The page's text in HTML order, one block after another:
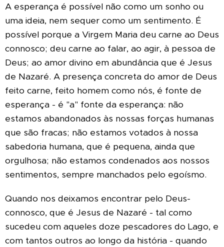
A esperança é possível não como um sonho ou
uma ideia, nem sequer como um sentimento. É
possível porque a Virgem Maria deu carne ao Deus
connosco; deu carne ao falar, ao agir, à pessoa de
Deus; ao amor divino em abundância que é Jesus
de Nazaré. A presença concreta do amor de Deus
feito carne, feito homem como nós, é fonte de
esperança - é "a" fonte da esperança: não
estamos abandonados às nossas forças humanas
que são fracas; não estamos votados à nossa
sabedoria humana, que é pequena, ainda que
orgulhosa; não estamos condenados aos nossos
sentimentos, sempre manchados pelo egoísmo.
Quando nos deixamos encontrar pelo Deus-
connosco, que é Jesus de Nazaré - tal como
sucedeu com aqueles doze pescadores do Lago, e
com tantos outros ao longo da história - quando